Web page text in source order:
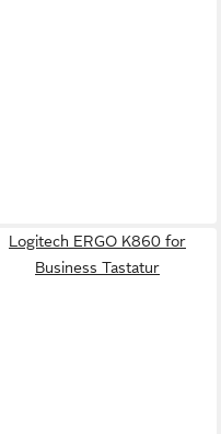
Logitech ERGO K860 for
Business Tastatur